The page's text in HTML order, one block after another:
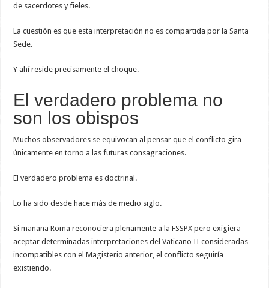
de sacerdotes y fieles.
La cuestión es que esta interpretación no es compartida por la Santa
Sede.
Y ahí reside precisamente el choque.
El verdadero problema no
son los obispos
Muchos observadores se equivocan al pensar que el conflicto gira
únicamente en torno a las futuras consagraciones.
El verdadero problema es doctrinal.
Lo ha sido desde hace más de medio siglo.
Si mañana Roma reconociera plenamente a la FSSPX pero exigiera
aceptar determinadas interpretaciones del Vaticano II consideradas
incompatibles con el Magisterio anterior, el conflicto seguiría
existiendo.